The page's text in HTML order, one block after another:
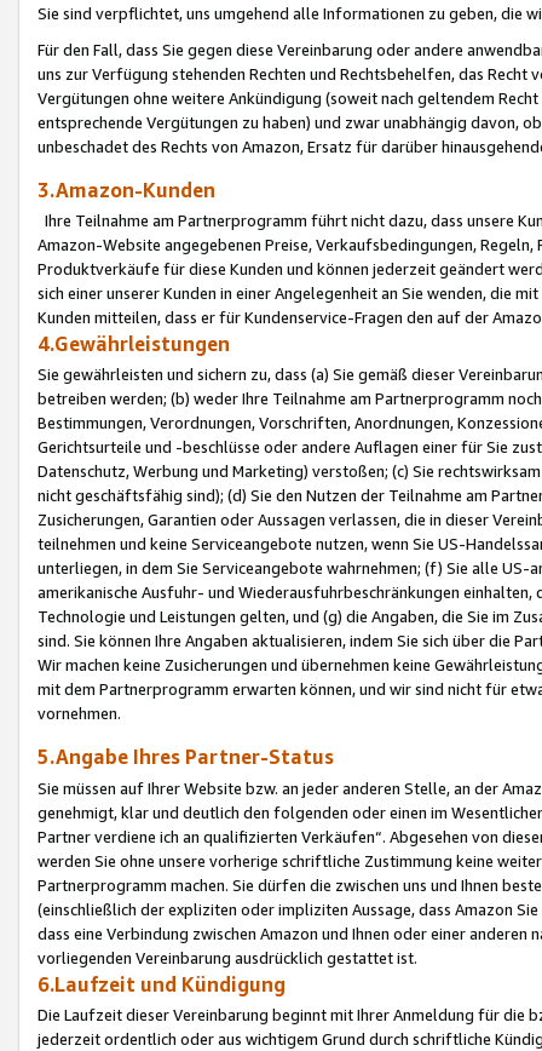
Sie sind verpflichtet, uns umgehend alle Informationen zu geben, die
Für den Fall, dass Sie gegen diese Vereinbarung oder andere
uns zur Verfügung stehenden Rechten und Rechtsbehelfen, das
Vergütungen ohne weitere Ankündigung (soweit nach geltendem
entsprechende Vergütungen zu haben) und zwar unabhängig davon,
unbeschadet des Rechts von Amazon, Ersatz für darüber
3.Amazon-Kunden
Ihre Teilnahme am Partnerprogramm führt nicht dazu, dass unsere
Amazon-Website angegebenen Preise, Verkaufsbedingungen,
Produktverkäufe für diese Kunden und können jederzeit geändert
sich einer unserer Kunden in einer Angelegenheit an Sie wenden, die
Kunden mitteilen, dass er für Kundenservice-Fragen den auf der
4.Gewährleistungen
Sie gewährleisten und sichern zu, dass (a) Sie gemäß dieser
betreiben werden; (b) weder Ihre Teilnahme am Partnerprogramm
Bestimmungen, Verordnungen, Vorschriften, Anordnungen,
Gerichtsurteile und -beschlüsse oder andere Auflagen einer für Sie
Datenschutz, Werbung und Marketing) verstoßen; (c) Sie
nicht geschäftsfähig sind); (d) Sie den Nutzen der Teilnahme am
Zusicherungen, Garantien oder Aussagen verlassen, die in dieser
teilnehmen und keine Serviceangebote nutzen, wenn Sie US-
unterliegen, in dem Sie Serviceangebote wahrnehmen; (f) Sie alle
amerikanische Ausfuhr- und Wiederausfuhrbeschränkungen
Technologie und Leistungen gelten, und (g) die Angaben, die Sie im
sind. Sie können Ihre Angaben aktualisieren, indem Sie sich über die
Wir machen keine Zusicherungen und übernehmen keine
mit dem Partnerprogramm erwarten können, und wir sind nicht für
vornehmen.
5.Angabe Ihres Partner-Status
Sie müssen auf Ihrer Website bzw. an jeder anderen Stelle, an der
genehmigt, klar und deutlich den folgenden oder einen im
Partner verdiene ich an qualifizierten Verkäufen“. Abgesehen von
werden Sie ohne unsere vorherige schriftliche Zustimmung keine
Partnerprogramm machen. Sie dürfen die zwischen uns und Ihnen
(einschließlich der expliziten oder impliziten Aussage, dass Amazon
dass eine Verbindung zwischen Amazon und Ihnen oder einer
vorliegenden Vereinbarung ausdrücklich gestattet ist.
6.Laufzeit und Kündigung
Die Laufzeit dieser Vereinbarung beginnt mit Ihrer Anmeldung für die
jederzeit ordentlich oder aus wichtigem Grund durch schriftliche